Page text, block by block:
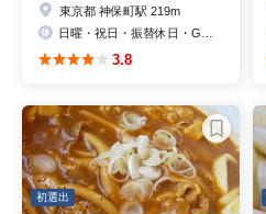
東京都 神保町駅 219m
3.8
初選出